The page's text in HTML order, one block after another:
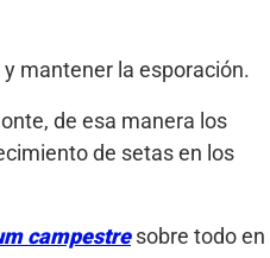
mantener la esporación.
de esa manera los
de setas en los
campestresobre todo en